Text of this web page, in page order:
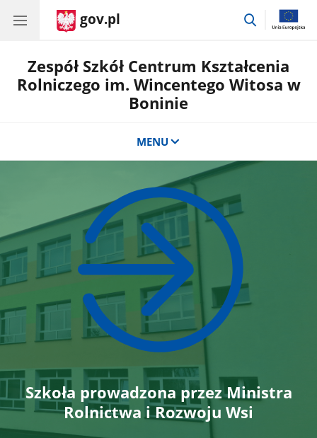
gov.pl
przejdź
Zespół Szkół Centrum Kształcenia
Rolniczego im. Wincentego Witosa w
Boninie
MENU
Szkoła prowadzona przez Ministra
Rolnictwa i Rozwoju Wsi